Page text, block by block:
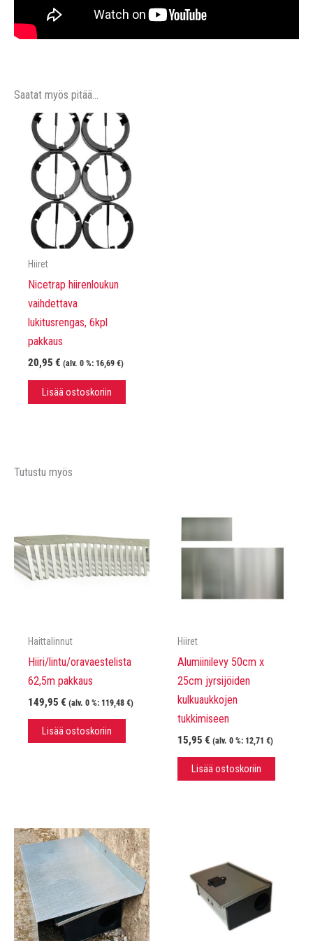
Saatat myös pitää...
Hiiret
Nicetrap hiirenloukun
vaihdettava
lukitusrengas, 6kpl
pakkaus
20,95 € (alv. 0 %: 16,69 €)
Lisää ostoskoriin
Tutustu myös
Haittalinnut
Hiiri/lintu/oravaestelista
62,5m pakkaus
149,95 € (alv. 0 %: 119,48 €)
Lisää ostoskoriin
Hiiret
Alumiinilevy 50cm x
25cm jyrsijöiden
kulkuaukkojen
tukkimiseen
15,95 € (alv. 0 %: 12,71 €)
Lisää ostoskoriin